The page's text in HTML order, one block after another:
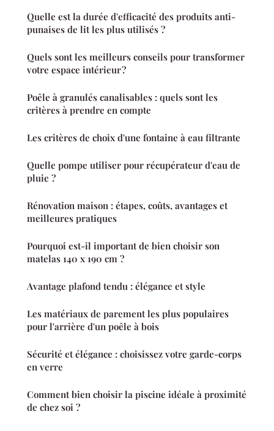
Quelle est la durée d'efficacité des produits anti-
punaises de lit les plus utilisés ?
Quels sont les meilleurs conseils pour transformer
votre espace intérieur ?
Poêle à granulés canalisables : quels sont les
critères à prendre en compte
Les critères de choix d'une fontaine à eau filtrante
Quelle pompe utiliser pour récupérateur d'eau de
pluie ?
Rénovation maison : étapes, coûts, avantages et
meilleures pratiques
Pourquoi est-il important de bien choisir son
matelas 140 x 190 cm ?
Avantage plafond tendu : élégance et style
Les matériaux de parement les plus populaires
pour l'arrière d'un poêle à bois
Sécurité et élégance : choisissez votre garde-corps
en verre
Comment bien choisir la piscine idéale à proximité
de chez soi ?